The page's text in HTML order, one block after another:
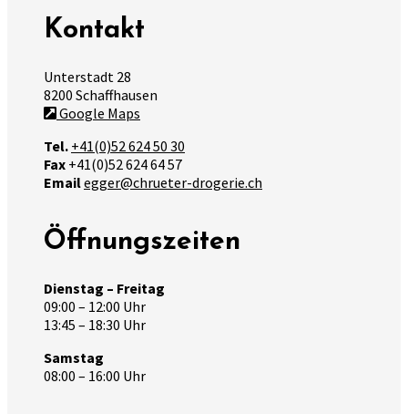
Kontakt
Unterstadt 28
8200 Schaffhausen
Google Maps
Tel. +41(0)52 624 50 30
Fax +41(0)52 624 64 57
Emailegger@chrueter-drogerie.ch
Öffnungszeiten
Dienstag – Freitag
09:00 – 12:00 Uhr
13:45 – 18:30 Uhr
Samstag
08:00 – 16:00 Uhr